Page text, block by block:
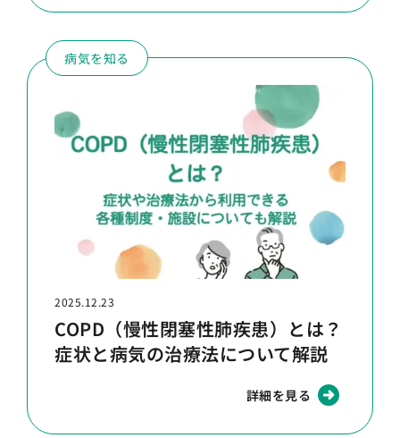
病気を知る
2025.12.23
COPD（慢性閉塞性肺疾患）とは？
症状と病気の治療法について解説
詳細を見る